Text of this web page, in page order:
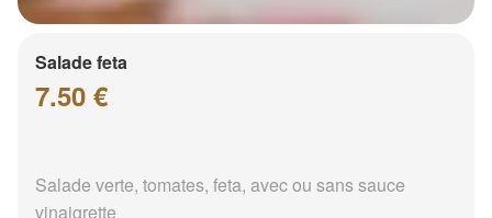
Salade feta
7.50 €
Salade verte, tomates, feta, avec ou sans sauce
vinaigrette